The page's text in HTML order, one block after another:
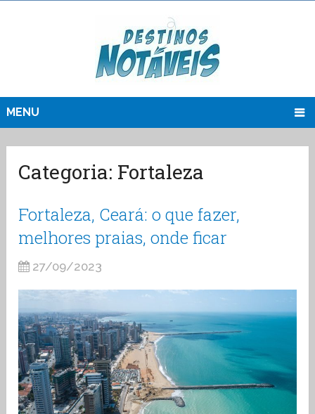
MENU
Categoria: Fortaleza
Fortaleza, Ceará: o que fazer,
melhores praias, onde ficar
27/09/2023